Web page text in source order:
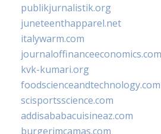
publikjurnalistik.org
juneteenthapparel.net
italywarm.com
journaloffinanceeconomics.com
kvk-kumari.org
foodscienceandtechnology.com
scisportsscience.com
addisababacuisineaz.com
burgerimcamas.com